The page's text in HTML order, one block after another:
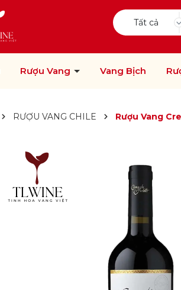
Tất cả
Rượu Vang Vang Bịch
RƯỢU VANG CHILE Rượu Vang